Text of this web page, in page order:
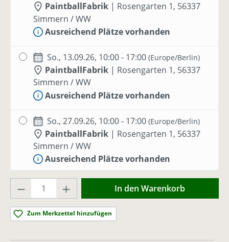
PaintballFabrik | Rosengarten 1, 56337
Simmern / WW
Ausreichend Plätze vorhanden
So., 13.09.26, 10:00 - 17:00(Europe/Berlin)
PaintballFabrik | Rosengarten 1, 56337
Simmern / WW
Ausreichend Plätze vorhanden
So., 27.09.26, 10:00 - 17:00(Europe/Berlin)
PaintballFabrik | Rosengarten 1, 56337
Simmern / WW
Ausreichend Plätze vorhanden
So., 11.10.26, 10:00 - 17:00(Europe/Berlin)
PaintballFabrik|Rosengarten 1, 56337
Simmern / WW
Ausreichend Plätze vorhanden
Produkt Anzahl: Gib den gewünschten
In den Warenkorb
Zum Merkzettel hinzufügen